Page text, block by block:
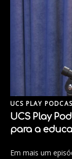
UCS PLAY
UCS Play
para a
Em mais um